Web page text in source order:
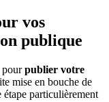
vos
publique
pourpublier votre
mise en bouche de
particulièrement